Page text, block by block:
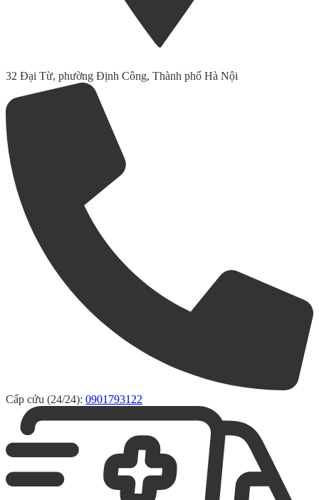
32 Đại Từ, phường Định Công, Thành phố Hà Nội
Cấp cứu (24/24): 0901793122